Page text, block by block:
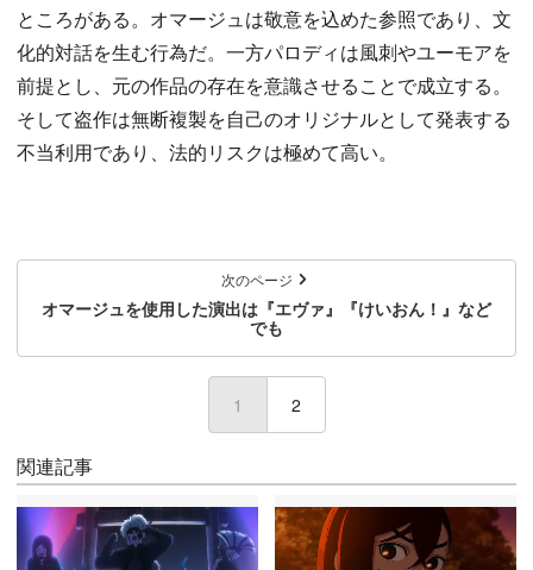
ところがある。オマージュは敬意を込めた参照であり、文
化的対話を生む行為だ。一方パロディは風刺やユーモアを
前提とし、元の作品の存在を意識させることで成立する。
そして盗作は無断複製を自己のオリジナルとして発表する
不当利用であり、法的リスクは極めて高い。
次のページ
オマージュを使用した演出は『エヴァ』『けいおん！』など
でも
1 (current)
2
関連記事